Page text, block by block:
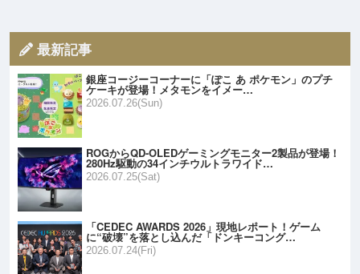
最新記事
銀座コージーコーナーに「ぽこ あ ポケモン」のプチ
ケーキが登場！メタモンをイメー…
2026.07.26(Sun)
ROGからQD-OLEDゲーミングモニター2製品が登場！
280Hz駆動の34インチウルトラワイド…
2026.07.25(Sat)
「CEDEC AWARDS 2026」現地レポート！ゲーム
に“破壊”を落とし込んだ「ドンキーコング…
2026.07.24(Fri)